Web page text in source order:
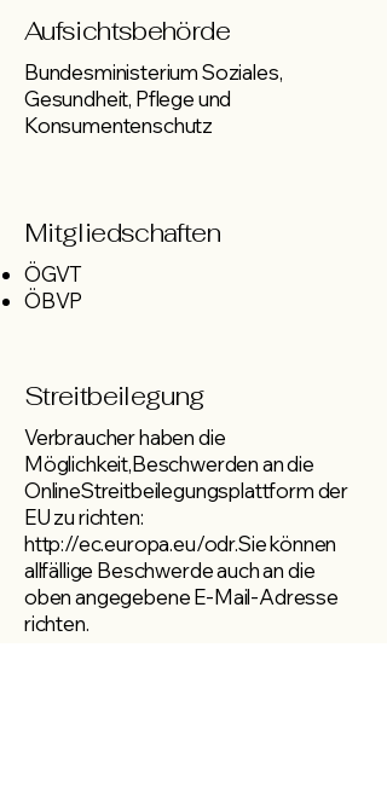
Aufsichtsbehörde
Bundesministerium Soziales,
Gesundheit, Pflege und
Konsumentenschutz
Mitgliedschaften
ÖGVT
ÖBVP
Streitbeilegung
​​​Verbraucher haben die
Möglichkeit,Beschwerden an die
OnlineStreitbeilegungsplattform der
EU zu richten:
http://ec.europa.eu/odr.Siekönnen
allfällige Beschwerde auch an die
oben angegebene E-Mail-Adresse
richten.